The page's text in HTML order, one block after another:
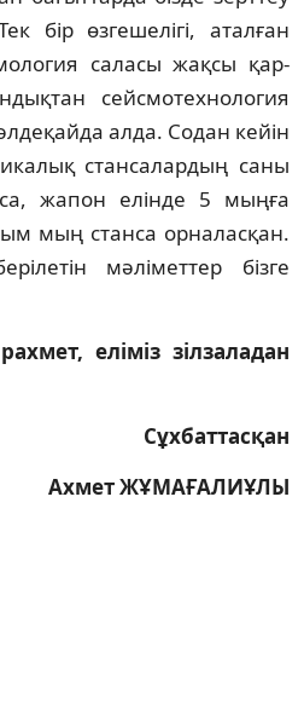
бір өзгешелігі, аталған
саласы жақсы қар­
сейсмо­тех­но­логия
алда. Со­дан кейін
стан­салардың саны
жа­пон елінде 5 мыңға
мың станса орналасқан.
мәліметтер бізге
еліміз зіл­зала­дан
Сұхбаттасқан
Ахмет ЖҰМАҒАЛИҰЛЫ